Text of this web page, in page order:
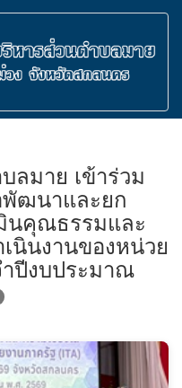
ลมาย เข้าร่วม
พัฒนาและยก
นคุณธรรมและ
นินงานของหน่วย
ำปีงบประมาณ